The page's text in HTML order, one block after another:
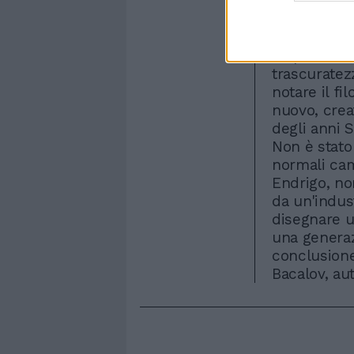
rosso»,
notare il
nuovo,
degli anni
Non è
normali
Endrigo,
da
disegnare
una
Bacalov,